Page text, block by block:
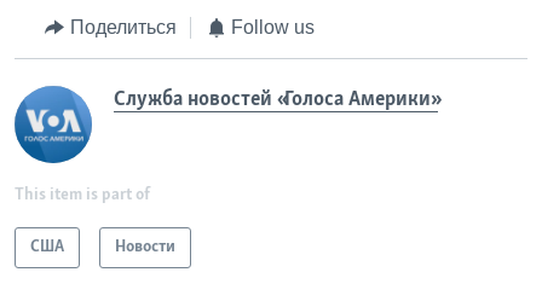
Поделиться Follow us
Служба новостей «Голоса Америки»
This item is part of
США Новости